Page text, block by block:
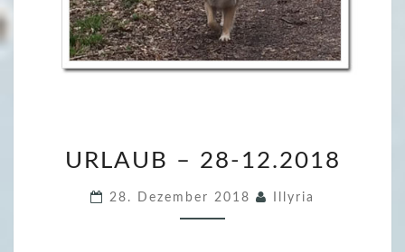
R
A
URLAUB – 28-12.2018
28. Dezember 2018 Illyria